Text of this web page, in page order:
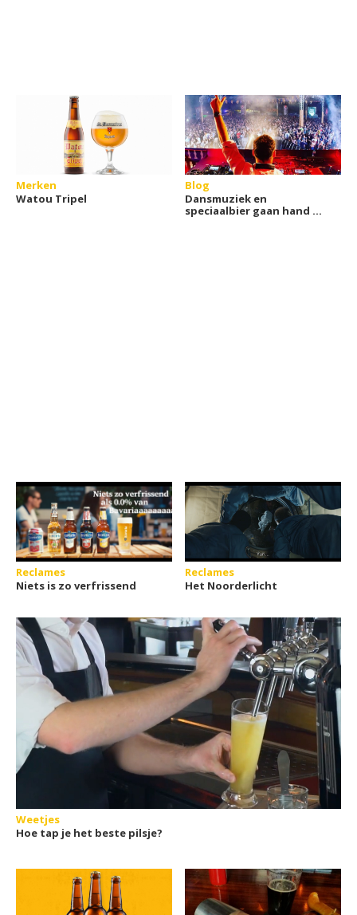
Merken
Watou Tripel
Blog
Dansmuziek en
speciaalbier gaan hand in
Reclames
Niets is zo verfrissend
Reclames
Het Noorderlicht
Weetjes
Hoe tap je het beste pilsje?